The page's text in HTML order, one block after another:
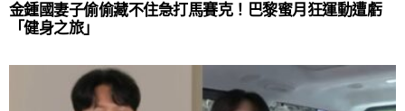
金鍾國妻子偷偷藏不住急打馬賽克！巴黎蜜月狂運動遭虧
「健身之旅」